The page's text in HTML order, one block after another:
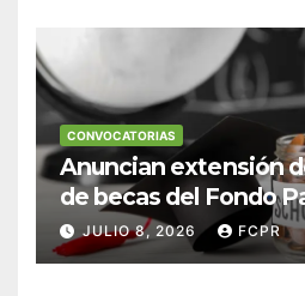
CONVOCATORIAS
Anuncian extensión
de becas del Fondo
Hendricks, SJ para
Colegio San Ignacio
JULIO 8, 2026 FCPR